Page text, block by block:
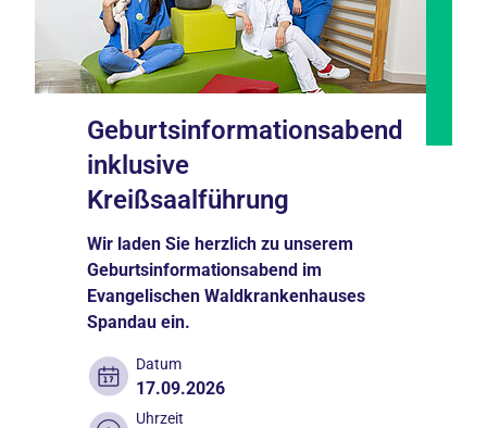
Geburtsinformationsabend
inklusive
Kreißsaalführung
Wir laden Sie herzlich zu unserem
Geburtsinformationsabend im
Evangelischen Waldkrankenhauses
Spandau ein.
Datum
17.09.2026
Uhrzeit